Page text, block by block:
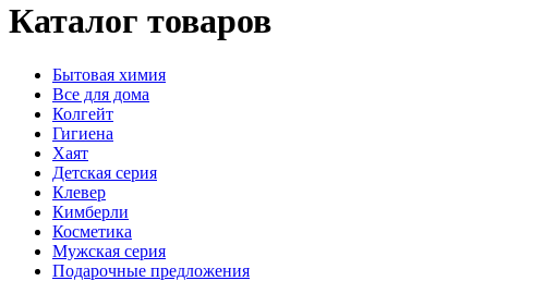
Каталог товаров
Бытовая химия
Все для дома
Колгейт
Гигиена
Хаят
Детская серия
Клевер
Кимберли
Косметика
Мужская серия
Подарочные предложения